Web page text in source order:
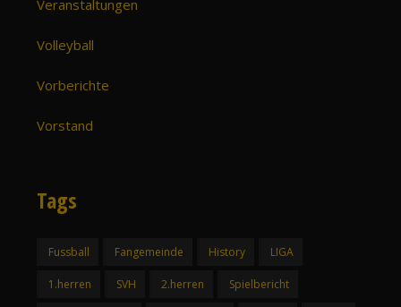
Veranstaltungen
Volleyball
Vorberichte
Vorstand
Tags
Fussball Fangemeinde History LIGA
1.herren SVH 2.herren Spielbericht